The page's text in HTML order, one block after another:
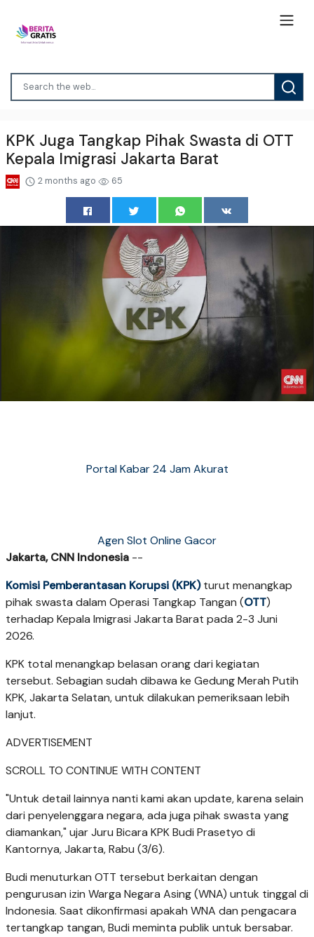
KPK Juga Tangkap Pihak Swasta di OTT
Kepala Imigrasi Jakarta Barat
2 months ago 65
Portal Kabar 24 Jam Akurat
Agen Slot Online Gacor
Jakarta, CNN Indonesia --
Komisi Pemberantasan Korupsi (KPK)turut menangkap
pihak swasta dalam Operasi Tangkap Tangan (OTT)
terhadap Kepala Imigrasi Jakarta Barat pada 2-3 Juni
2026.
KPK total menangkap belasan orang dari kegiatan
tersebut. Sebagian sudah dibawa ke Gedung Merah Putih
KPK, Jakarta Selatan, untuk dilakukan pemeriksaan lebih
lanjut.
ADVERTISEMENT
SCROLL TO CONTINUE WITH CONTENT
"Untuk detail lainnya nanti kami akan update, karena selain
dari penyelenggara negara, ada juga pihak swasta yang
diamankan," ujar Juru Bicara KPK Budi Prasetyo di
Kantornya, Jakarta, Rabu (3/6).
Budi menuturkan OTT tersebut berkaitan dengan
pengurusan izin Warga Negara Asing (WNA) untuk tinggal di
Indonesia. Saat dikonfirmasi apakah WNA dan pengacara
tertangkap tangan, Budi meminta publik untuk bersabar.